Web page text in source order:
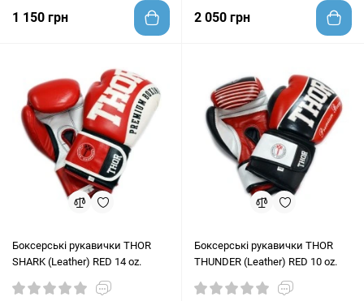
1 150 грн 2 050 грн
Боксерські рукавички THOR
SHARK (Leather) RED 14 oz.
Боксерські рукавички THOR
THUNDER (Leather) RED 10 oz.